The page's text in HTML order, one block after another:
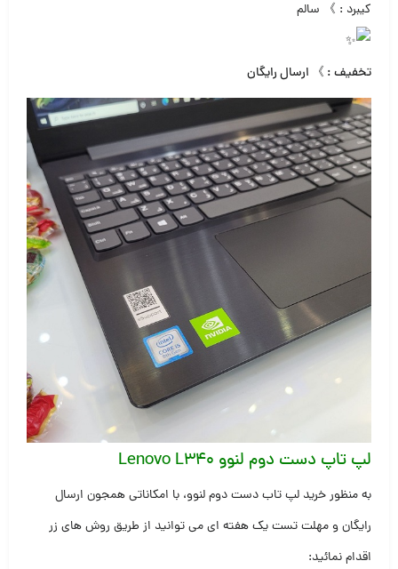
کیبرد : 》 سالم
تخفیف : 》 ارسال رایگان
لپ تاپ دست دوم لنوو Lenovo L340
به منظور خرید لپ تاب دست دوم لنوو، با امکاناتی همجون ارسال
رایگان و مهلت تست یک هفته ای می توانید از طریق روش های زر
اقدام نمائید: